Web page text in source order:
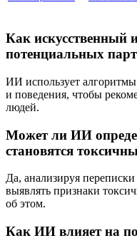
Как искусственный
потенциальных
ИИ использует алгоритмы
и поведения, чтобы
людей.
Может ли ИИ
становятся
Да, анализируя
выявлять признаки
об этом.
Как ИИ влияет на